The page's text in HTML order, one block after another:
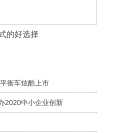
的好选择
衡车炫酷上市
2020中小企业创新